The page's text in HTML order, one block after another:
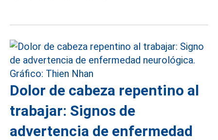
Dolor de cabeza repentino al
trabajar: Signos de
advertencia de enfermedad